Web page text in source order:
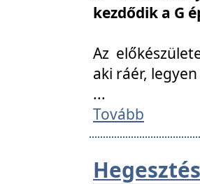
kezdődik a G
Az
aki ráér,
...
Tovább